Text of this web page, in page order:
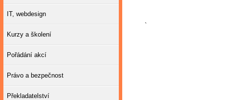
`
IT, webdesign
Kurzy a školení
Pořádání akcí
Právo a bezpečnost
Překladatelství